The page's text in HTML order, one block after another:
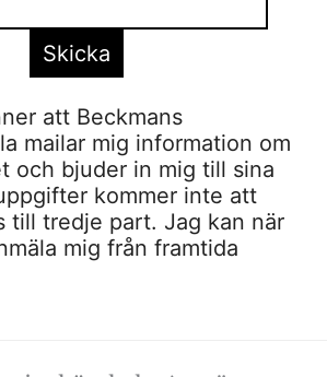
att Beckmans
mailar mig information om
och bjuder in mig till sina
kommer inte att
till tredje part. Jag kan när
mig från framtida